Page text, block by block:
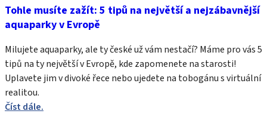
Tohle musíte zažít: 5 tipů na největší a nejzábavnější
aquaparky v Evropě
Milujete aquaparky, ale ty české už vám nestačí? Máme pro vás 5
tipů na ty největší v Evropě, kde zapomenete na starosti!
Uplavete jim v divoké řece nebo ujedete na tobogánu s virtuální
realitou.
Číst dále.